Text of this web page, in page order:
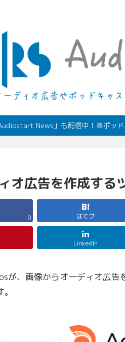
News」も配信中！各ポッ
オ広告を作成する
0 はてブ
LinkedIn
、画像からオーディオ広告